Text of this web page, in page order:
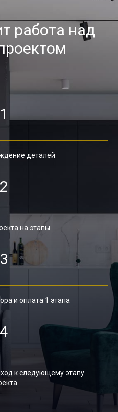
работа над
1
деталей
2
на этапы
3
и оплата 1 этапа
4
к следующему этапу